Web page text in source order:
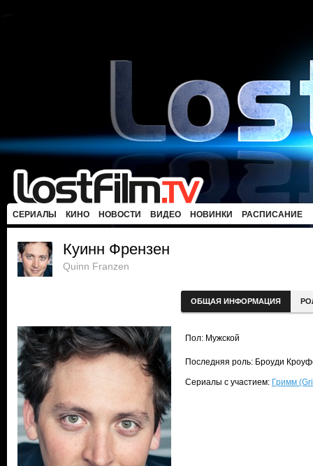
СЕРИАЛЫ КИНО НОВОСТИ ВИДЕО НОВИНКИ РАСПИСАНИЕ
Куинн Френзен
Quinn Franzen
ОБЩАЯ ИНФОРМАЦИЯ
Пол: Мужской
Последняя роль: Броуди
Сериалы с участием: Гримм